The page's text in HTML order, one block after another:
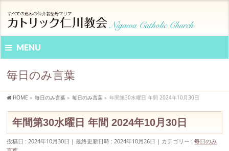
MENU
毎日のみ言葉
HOME » 毎日のみ言葉 » 毎日のみ言葉 » 年間第30水曜日 年間 2024年10月30日
年間第30水曜日 年間 2024年10月30日
投稿日 : 2024年10月30日 最終更新日時 : 2024年10月26日 カテゴリー :毎日のみ